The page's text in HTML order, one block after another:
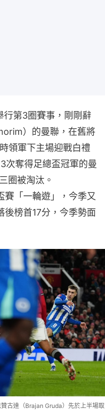
行第3圈賽事，剛剛辭
）的曼聯，在舊將
領軍下主場迎戰白禮
次奪得足總盃冠軍的曼
圈被淘汰。
賽「一輪遊」，今季又
後榜首17分，今季勢面
古達（Brajan Gruda）先於上半場取